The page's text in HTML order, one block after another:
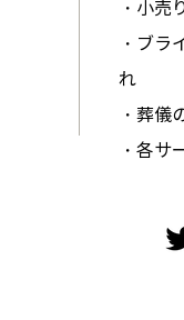
・小売
・ブラ
れ
・葬儀
・各サ